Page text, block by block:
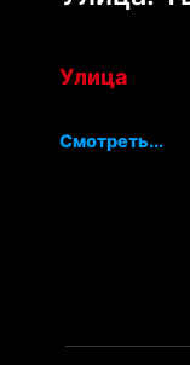
Улица
Смотреть...